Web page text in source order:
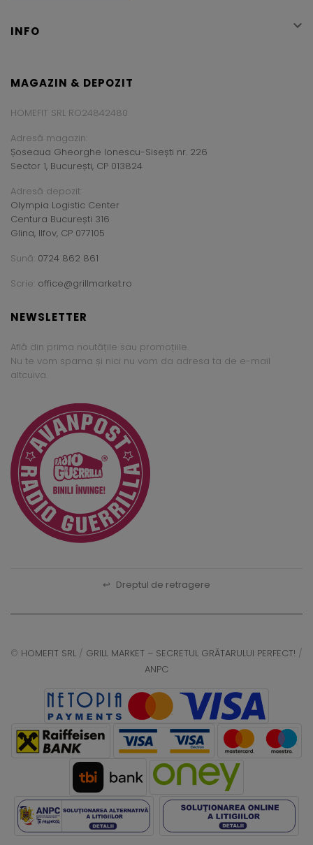
INFO 
MAGAZIN & DEPOZIT
HOMEFIT SRL RO24842480
Adresă magazin:
Șoseaua Gheorghe Ionescu-Sisești nr. 226
Sector 1, București, CP 013824
Adresă depozit:
Olympia Logistic Center
Centura București 316
Glina, Ilfov, CP 077105
Sună: 0724 862 861
Scrie: office@grillmarket.ro
NEWSLETTER
Află din prima noutățile sau promoțiile.
Nu te vom spama și nici nu vom da adresa ta de e-mail
altcuiva.
↩ Dreptul de retragere
© HOMEFIT SRL / GRILL MARKET – SECRETUL GRĂTARULUI PERFECT! /
ANPC